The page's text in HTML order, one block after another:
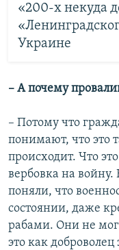
«200-х некуда
Украине
– А почему
– Потому что
понимают, что это
происходит. Что
вербовка на
поняли, что
состоянии, даже
рабами. Они не
это как